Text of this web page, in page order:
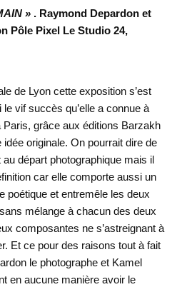
». Raymond Depardon et
Pôle Pixel Le Studio 24,
de Lyon cette exposition s’est
vif succès qu’elle a connue à
Paris, grâce aux éditions Barzakh
idée originale. On pourrait dire de
au départ photographique mais il
car elle comporte aussi un
poétique et entremêle les deux
mélange à chacun des deux
composantes ne s’astreignant à
Et ce pour des raisons tout à fait
le photographe et Kamel
en aucune manière avoir le